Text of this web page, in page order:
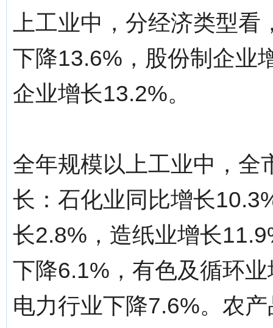
上工业中，分经济类型
下降13.6%，股份制企业
企业增长13.2%。
全年规模以上工业中，全
长：石化业同比增长
长2.8%，造纸业增长
下降6.1%，有色及循环
电力行业下降7.6%。农